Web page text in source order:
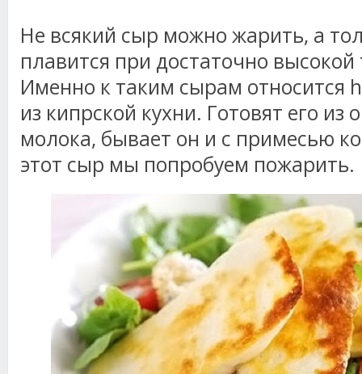
Не всякий сыр можно жарить, а
плавится при достаточно
Именно к таким сырам относится
из кипрской кухни. Готовят его из
молока, бывает он и с примесью
этот сыр мы попробуем пожарить.